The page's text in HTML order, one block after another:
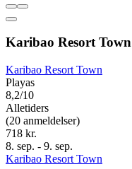
Karibao Resort Town
Karibao Resort Town
Playas
8,2/10
Alletiders
(20 anmeldelser)
718 kr.
8. sep. - 9. sep.
Karibao Resort Town